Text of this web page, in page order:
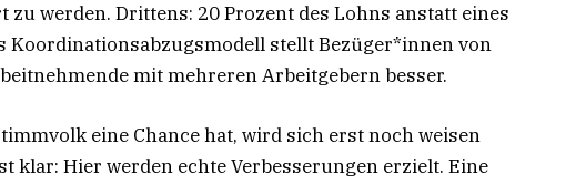
zu werden. Drittens: 20 Prozent des Lohns anstatt eines
Koordinationsabzugsmodell stellt Bezüger*innen von
mit mehreren Arbeitgebern besser.
eine Chance hat, wird sich erst noch weisen
klar: Hier werden echte Verbesserungen erzielt. Eine